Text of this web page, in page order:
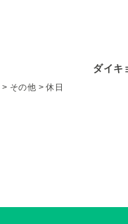
ダイキ
> その他 >休日